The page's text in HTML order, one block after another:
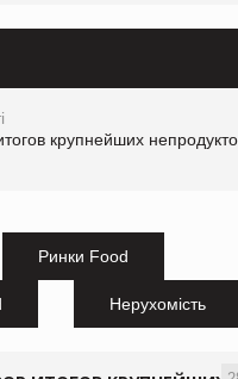
крупнейших
Ринки Food
Нерухомість